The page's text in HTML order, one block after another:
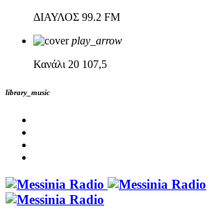
ΔΙΑΥΛΟΣ 99.2 FM
play_arrow
Κανάλι 20 107,5
library_music